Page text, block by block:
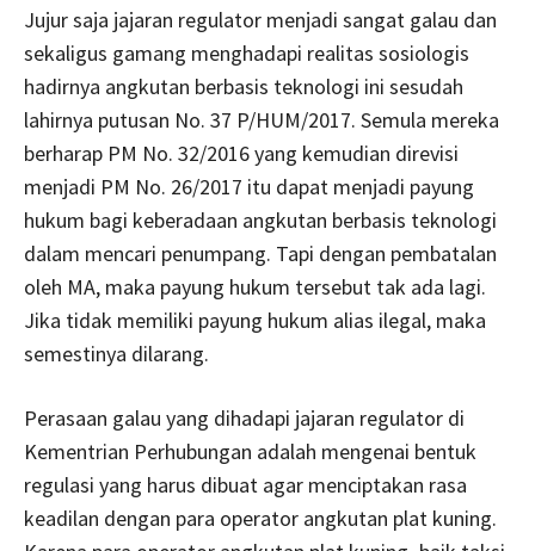
Jujur saja jajaran regulator menjadi sangat galau dan
sekaligus gamang menghadapi realitas sosiologis
hadirnya angkutan berbasis teknologi ini sesudah
lahirnya putusan No. 37 P/HUM/2017. Semula mereka
berharap PM No. 32/2016 yang kemudian direvisi
menjadi PM No. 26/2017 itu dapat menjadi payung
hukum bagi keberadaan angkutan berbasis teknologi
dalam mencari penumpang. Tapi dengan pembatalan
oleh MA, maka payung hukum tersebut tak ada lagi.
Jika tidak memiliki payung hukum alias ilegal, maka
semestinya dilarang.
Perasaan galau yang dihadapi jajaran regulator di
Kementrian Perhubungan adalah mengenai bentuk
regulasi yang harus dibuat agar menciptakan rasa
keadilan dengan para operator angkutan plat kuning.